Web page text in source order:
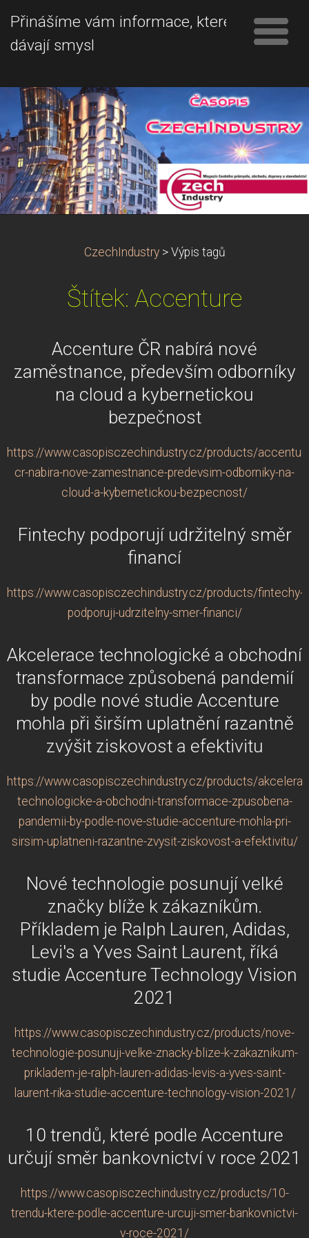
Přinášíme vám informace, které
dávají smysl
CzechIndustry > Výpis tagů
Štítek: Accenture
Accenture ČR nabírá nové
zaměstnance, především odborníky
na cloud a kybernetickou
bezpečnost
https://www.casopisczechindustry.cz/products/
cr-nabira-nove-zamestnance-predevsim-odborniky-na-
cloud-a-kybernetickou-bezpecnost/
Fintechy podporují udržitelný směr
financí
https://www.casopisczechindustry.cz/products/fintechy-
podporuji-udrzitelny-smer-financi/
Akcelerace technologické a obchodní
transformace způsobená pandemií
by podle nové studie Accenture
mohla při širším uplatnění razantně
zvýšit ziskovost a efektivitu
https://www.casopisczechindustry.cz/products/
technologicke-a-obchodni-transformace-zpusobena-
pandemii-by-podle-nove-studie-accenture-mohla-pri-
sirsim-uplatneni-razantne-zvysit-ziskovost-a-efektivitu/
Nové technologie posunují velké
značky blíže k zákazníkům.
Příkladem je Ralph Lauren, Adidas,
Levi's a Yves Saint Laurent, říká
studie Accenture Technology Vision
2021
https://www.casopisczechindustry.cz/products/nove-
technologie-posunuji-velke-znacky-blize-k-zakaznikum-
prikladem-je-ralph-lauren-adidas-levis-a-yves-saint-
laurent-rika-studie-accenture-technology-vision-2021/
10 trendů, které podle Accenture
určují směr bankovnictví v roce 2021
https://www.casopisczechindustry.cz/products/10-
trendu-ktere-podle-accenture-urcuji-smer-bankovnictvi-
v-roce-2021/